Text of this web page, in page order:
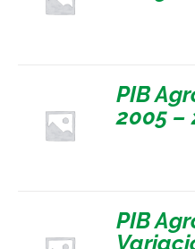
PIB
2005 –
PIB